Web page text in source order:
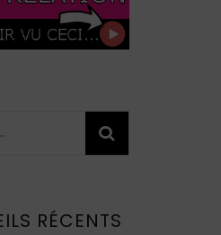
RÉCENTS